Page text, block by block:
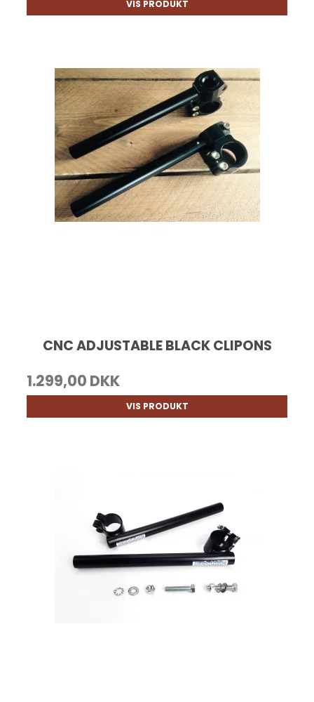
VIS PRODUKT
CNC ADJUSTABLE BLACK CLIPONS
1.299,00 DKK
VIS PRODUKT